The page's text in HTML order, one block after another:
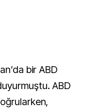
bir ABD
ABD